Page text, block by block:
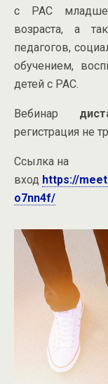
с РАС
возраста, а
педагогов,
обучением,
детей с РАС.
Вебинар
регистрация не
Ссылка на
вход https://
o7nn4f/